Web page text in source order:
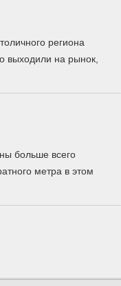
региона
выходили на рынок,
больше всего
метра в этом